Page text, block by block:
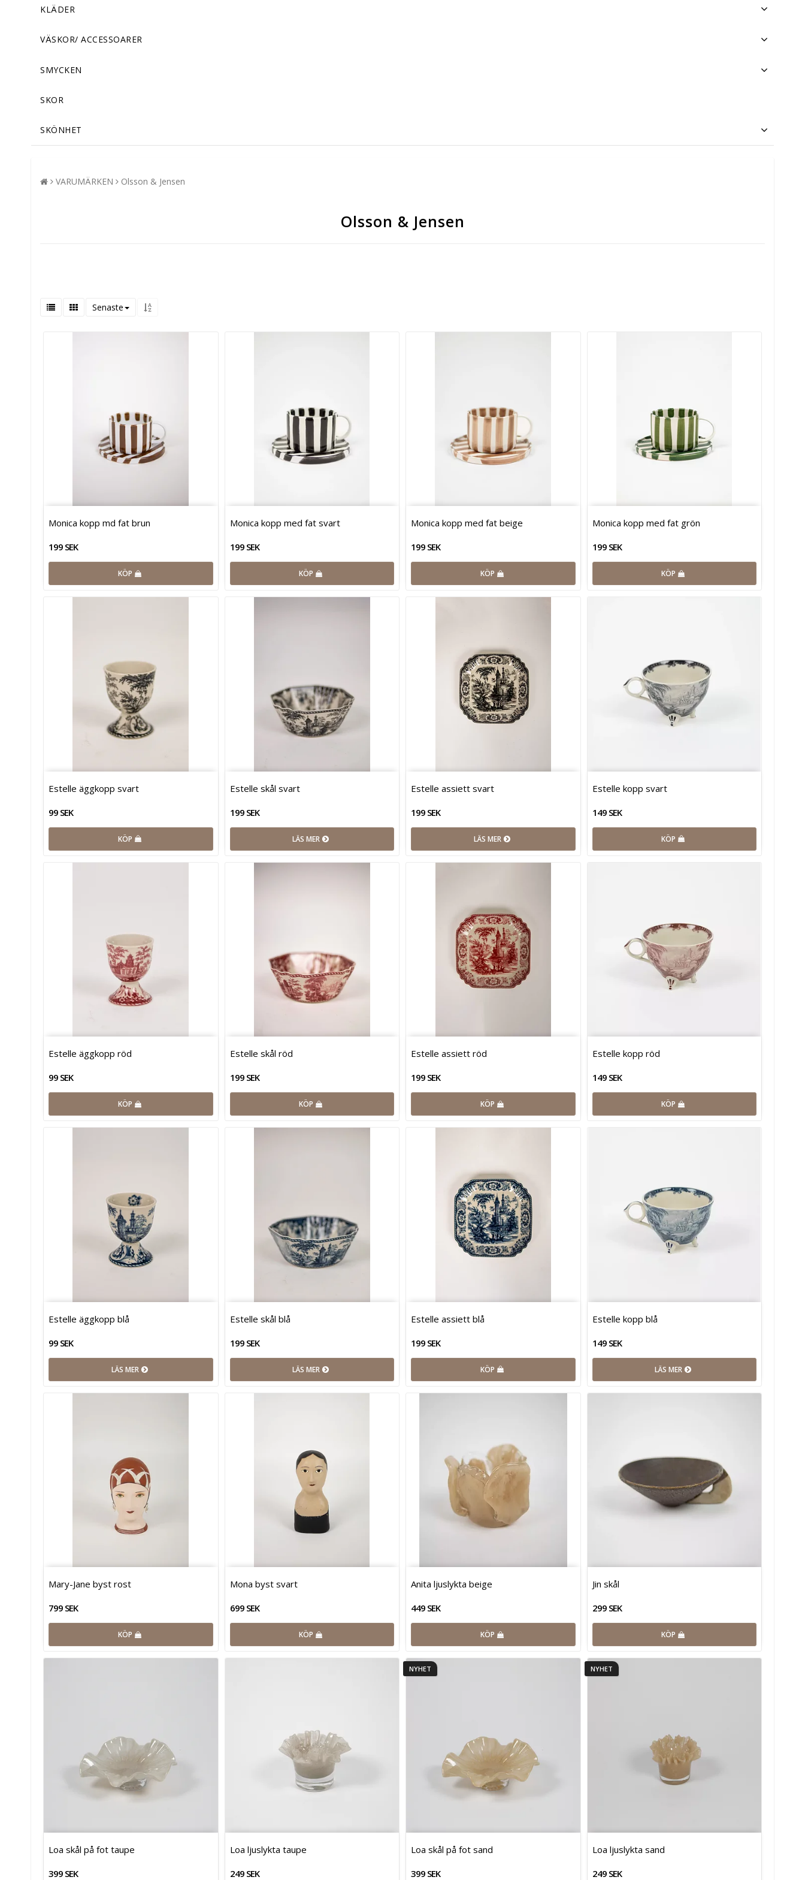
KLÄDER
VÄSKOR/ ACCESSOARER
SMYCKEN
SKOR
SKÖNHET
VARUMÄRKEN Olsson & Jensen
Olsson & Jensen
Senaste
Monica kopp md fat brun
199 SEK
KÖP
Monica kopp med fat svart
199 SEK
KÖP
Monica kopp med fat beige
199 SEK
KÖP
Monica kopp med fat grön
199 SEK
KÖP
Estelle äggkopp svart
99 SEK
KÖP
Estelle skål svart
199 SEK
LÄS MER
Estelle assiett svart
199 SEK
LÄS MER
Estelle kopp svart
149 SEK
KÖP
Estelle äggkopp röd
99 SEK
KÖP
Estelle skål röd
199 SEK
KÖP
Estelle assiett röd
199 SEK
KÖP
Estelle kopp röd
149 SEK
KÖP
Estelle äggkopp blå
99 SEK
LÄS MER
Estelle skål blå
199 SEK
LÄS MER
Estelle assiett blå
199 SEK
KÖP
Estelle kopp blå
149 SEK
LÄS MER
Mary-Jane byst rost
799 SEK
KÖP
Mona byst svart
699 SEK
KÖP
Anita ljuslykta beige
449 SEK
KÖP
Jin skål
299 SEK
KÖP
Loa skål på fot taupe
399 SEK
Loa ljuslykta taupe
249 SEK
NYHET
Loa skål på fot sand
399 SEK
NYHET
Loa ljuslykta sand
249 SEK